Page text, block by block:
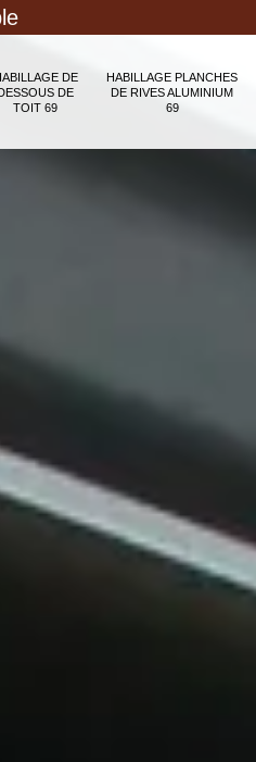
DE
DE
TOIT 69
HABILLAGE PLANCHES
DE RIVES ALUMINIUM
69